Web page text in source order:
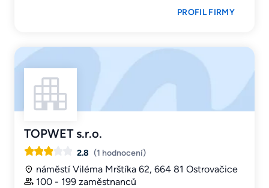
PROFIL FIRMY
TOPWET s.r.o.
2.8 (1 hodnocení)
náměstí Viléma Mrštíka 62, 664 81 Ostrovačice
100 - 199 zaměstnanců